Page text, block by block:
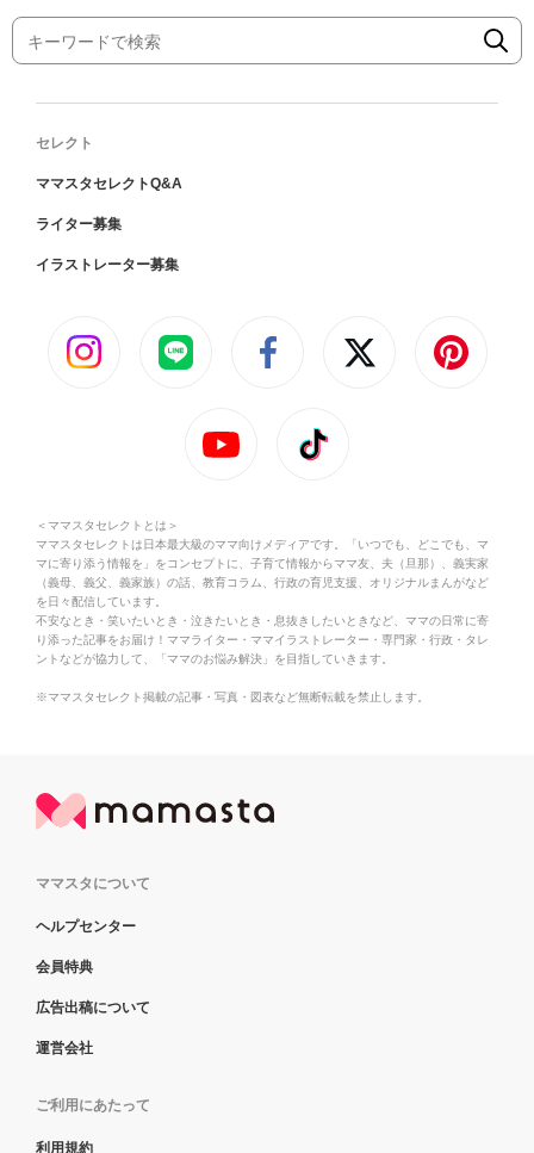
セレクト
ママスタセレクトQ&A
ライター募集
イラストレーター募集
＜ママスタセレクトとは＞
ママスタセレクトは日本最大級のママ向けメディアです。「いつでも、どこでも、マ
マに寄り添う情報を」をコンセプトに、子育て情報からママ友、夫（旦那）、義実家
（義母、義父、義家族）の話、教育コラム、行政の育児支援、オリジナルまんがなど
を日々配信しています。
不安なとき・笑いたいとき・泣きたいとき・息抜きしたいときなど、ママの日常に寄
り添った記事をお届け！ママライター・ママイラストレーター・専門家・行政・タレ
ントなどが協力して、「ママのお悩み解決」を目指していきます。
※ママスタセレクト掲載の記事・写真・図表など無断転載を禁止します。
ママスタについて
ヘルプセンター
会員特典
広告出稿について
運営会社
ご利用にあたって
利用規約